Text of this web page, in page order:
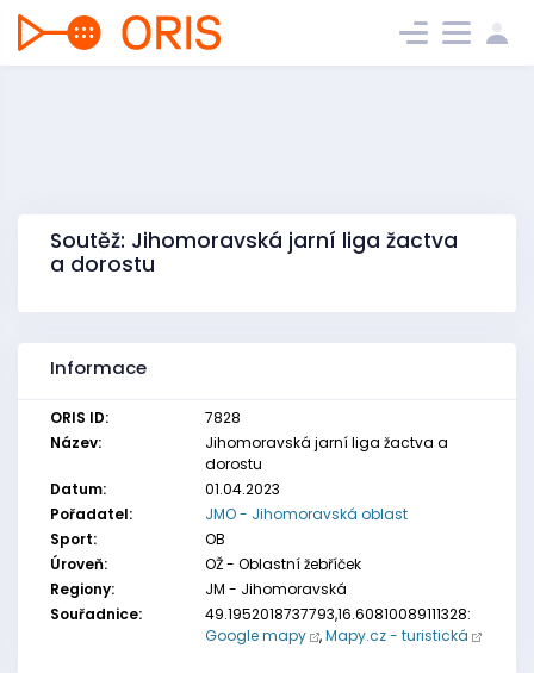
Soutěž: Jihomoravská jarní liga žactva
a dorostu
Informace
ORIS ID:
7828
Název:
Jihomoravská jarní liga žactva a
dorostu
Datum:
01.04.2023
Pořadatel:
JMO - Jihomoravská oblast
Sport:
OB
Úroveň:
OŽ - Oblastní žebříček
Regiony:
JM - Jihomoravská
Souřadnice:
49.1952018737793,16.60810089111328:
Google mapy
,Mapy.cz - turistická